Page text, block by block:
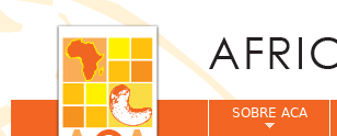
SOBRE ACA